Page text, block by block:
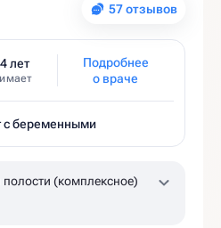
57 отзывов
лет
Подробнее
о враче
с беременными
(комплексное)